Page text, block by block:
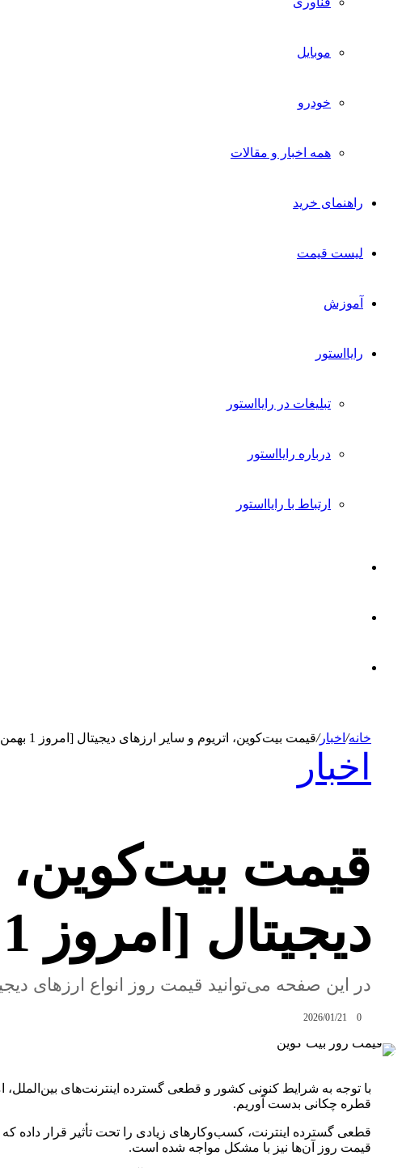
موبایل
خودرو
همه اخبار و مقالات
راهنمای خرید
لیست قیمت
آموزش
رایااستور
تبلیغات در رایااستور
درباره رایااستور
ارتباط با رایااستور
خانه/ اخبار/قیمت بیت‌کوین، اتریوم و سایر ارزهای دیجیتال [امروز 1 بهمن 1404]
اخبار
قیمت بیت‌کوین،
دیجیتال [امروز 1 بهمن 1404]
در این صفحه می‌توانید قیمت روز انواع ارزهای
2026/01/21 0
با توجه به شرایط کنونی کشور و قطعی گسترده اینترنت‌های
قطره چکانی بدست آوریم.
قطعی گسترده اینترنت، کسب‌وکارهای زیادی را تحت تأثیر قرار داده
قیمت روز آن‌ها نیز با مشکل مواجه شده است.